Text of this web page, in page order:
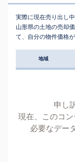
実際に現在売り出し
山形県の土地の売却
て、自分の物件価格
地域
申し
現在、このコ
必要なデー